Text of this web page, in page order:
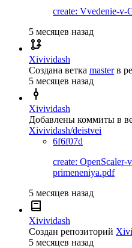
create: Vvedenie-v-
5 месяцев назад
Xivividash
Создана ветка master в
5 месяцев назад
Xivividash
Добавлены коммиты в
Xivividash/deistvei
6f6f07d
create:
primeneniya.pdf
5 месяцев назад
Xivividash
Создан репозиторий
5 месяцев назад